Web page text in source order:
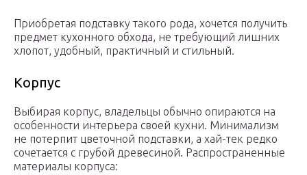
Приобретая подставку такого рода, хочется получить
предмет кухонного обхода, не требующий лишних
хлопот, удобный, практичный и стильный.
Корпус
Выбирая корпус, владельцы обычно опираются на
особенности интерьера своей кухни. Минимализм
не потерпит цветочной подставки, а хай-тек редко
сочетается с грубой древесиной. Распространенные
материалы корпуса: